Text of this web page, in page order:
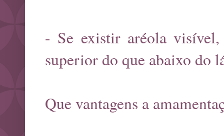
- Se existir aréola
superior do que abaixo do
Que vantagens a